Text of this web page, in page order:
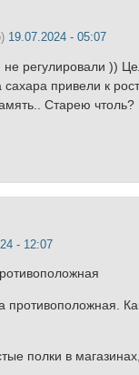
19.07.2024 - 05:07
регулировали ))
привели к
Старею чтоль?
- 12:07
полки в